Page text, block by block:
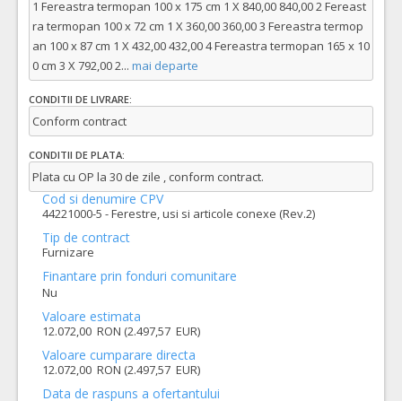
1 Fereastra termopan 100 x 175 cm 1 X 840,00 840,00 2 Fereast
ra termopan 100 x 72 cm 1 X 360,00 360,00 3 Fereastra termop
an 100 x 87 cm 1 X 432,00 432,00 4 Fereastra termopan 165 x 10
0 cm 3 X 792,00 2... mai departe
CONDITII DE LIVRARE:
Conform contract
CONDITII DE PLATA:
Plata cu OP la 30 de zile , conform contract.
Cod si denumire CPV
44221000-5 - Ferestre, usi si articole conexe (Rev.2)
Tip de contract
Furnizare
Finantare prin fonduri comunitare
Nu
Valoare estimata
12.072,00 RON (2.497,57 EUR)
Valoare cumparare directa
12.072,00 RON (2.497,57 EUR)
Data de raspuns a ofertantului